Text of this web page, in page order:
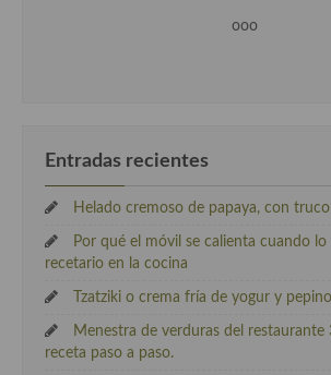
ooo
Entradas recientes
Helado cremoso de papaya, con
Por qué el móvil se calienta cuando lo
recetario en la cocina
Tzatziki o crema fría de yogur y
Menestra de verduras del restaurante
receta paso a paso.